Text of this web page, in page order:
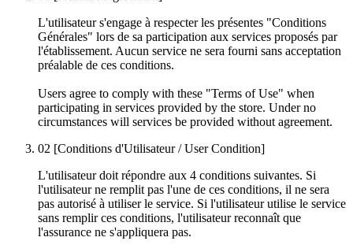
L'utilisateur s'engage à respecter les présentes "Conditions
Générales" lors de sa participation aux services proposés par
l'établissement. Aucun service ne sera fourni sans acceptation
préalable de ces conditions.
Users agree to comply with these "Terms of Use" when
participating in services provided by the store. Under no
circumstances will services be provided without agreement.
02 [Conditions d'Utilisateur / User Condition]
L'utilisateur doit répondre aux 4 conditions suivantes. Si
l'utilisateur ne remplit pas l'une de ces conditions, il ne sera
pas autorisé à utiliser le service. Si l'utilisateur utilise le service
sans remplir ces conditions, l'utilisateur reconnaît que
l'assurance ne s'appliquera pas.